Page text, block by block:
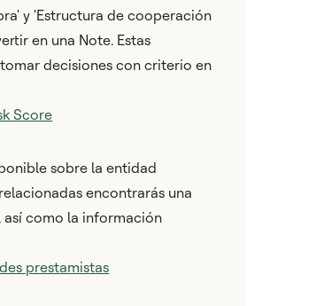
y 'Estructura de cooperación
en una Note. Estas
decisiones con criterio en
Score
sobre la entidad
encontrarás una
así como la información
prestamistas